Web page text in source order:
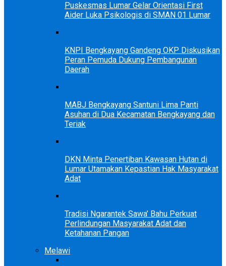
Puskesmas Lumar Gelar Orientasi First
Aider Luka Psikologis di SMAN 01 Lumar
KNPI Bengkayang Gandeng OKP Diskusikan
Peran Pemuda Dukung Pembangunan
Daerah
MABJ Bengkayang Santuni Lima Panti
Asuhan di Dua Kecamatan Bengkayang dan
Teriak
DKN Minta Penertiban Kawasan Hutan di
Lumar Utamakan Kepastian Hak Masyarakat
Adat
Tradisi Ngarantek Sawa’ Bahu Perkuat
Perlindungan Masyarakat Adat dan
Ketahanan Pangan
Melawi